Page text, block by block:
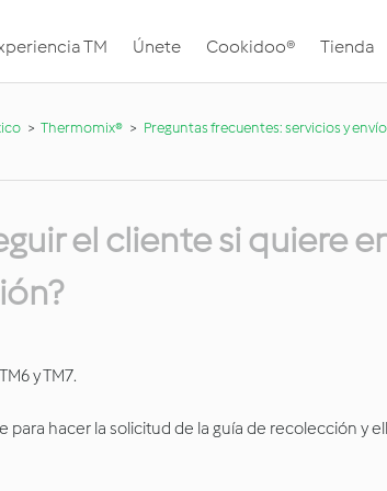
TM Únete Cookidoo® Tienda
Thermomix® Preguntas frecuentes: servicios y
el cliente si quiere
y TM7.
hacer la solicitud de la guía de recolección y